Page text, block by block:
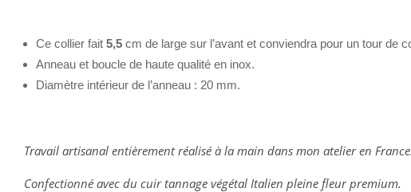
Ce collier fait 5,5 cm de large sur l’avant et conviendra pour un tour de
Anneau et boucle de haute qualité en inox.
Diamètre intérieur de l’anneau : 20 mm.
Travail artisanal entièrement réalisé à la main dans mon atelier en France.
Confectionné avec du cuir tannage végétal Italien pleine fleur premium.